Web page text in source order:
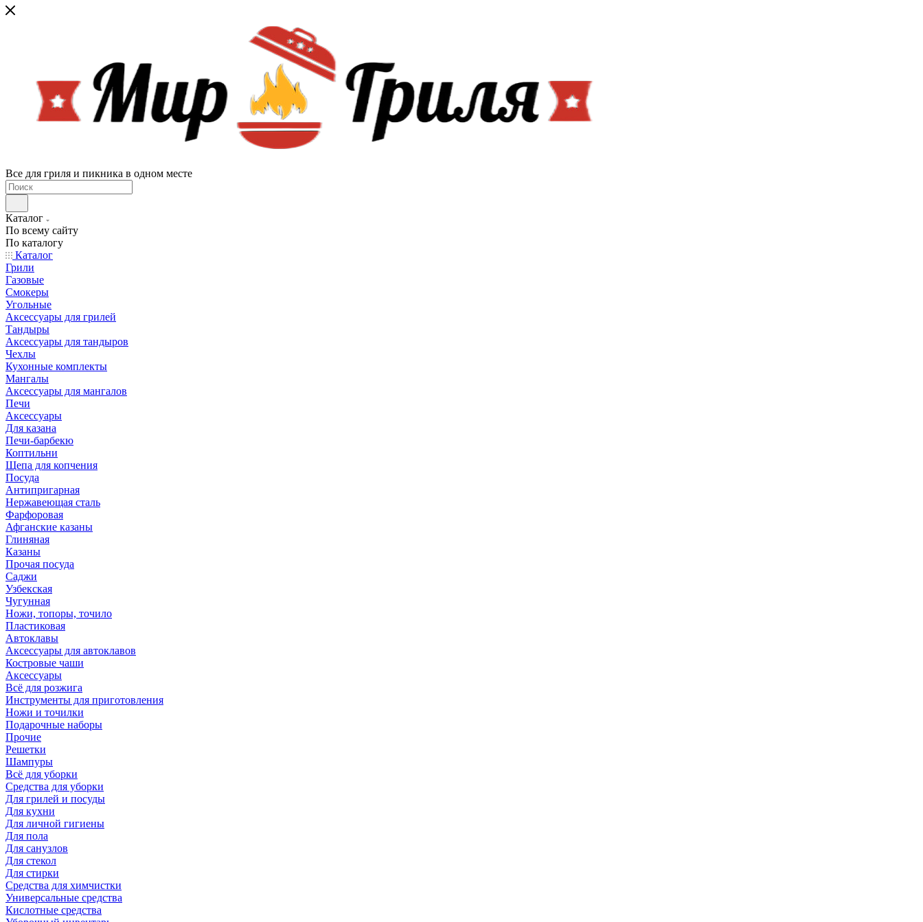
Все для гриля и пикника в одном месте
Каталог
По всему сайту
По каталогу
Каталог
Грили
Газовые
Смокеры
Угольные
Аксессуары для грилей
Тандыры
Аксессуары для тандыров
Чехлы
Кухонные комплекты
Мангалы
Аксессуары для мангалов
Печи
Аксессуары
Для казана
Печи-барбекю
Коптильни
Щепа для копчения
Посуда
Антипригарная
Нержавеющая сталь
Фарфоровая
Афганские казаны
Глиняная
Казаны
Прочая посуда
Саджи
Узбекская
Чугунная
Ножи, топоры, точило
Пластиковая
Автоклавы
Аксессуары для автоклавов
Костровые чаши
Аксессуары
Всё для розжига
Инструменты для приготовления
Ножи и точилки
Подарочные наборы
Прочие
Решетки
Шампуры
Всё для уборки
Средства для уборки
Для грилей и посуды
Для кухни
Для личной гигиены
Для пола
Для санузлов
Для стекол
Для стирки
Средства для химчистки
Универсальные средства
Кислотные средства